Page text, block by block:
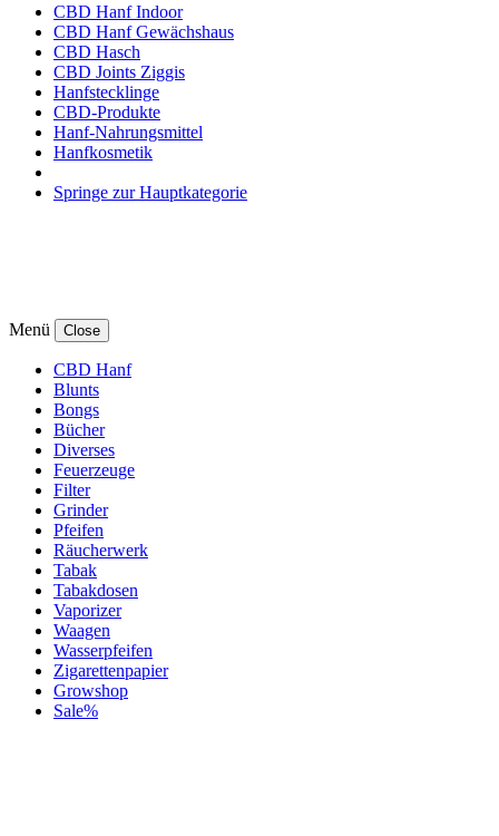
CBD Hanf Indoor
CBD Hanf Gewächshaus
CBD Hasch
CBD Joints Ziggis
Hanfstecklinge
CBD-Produkte
Hanf-Nahrungsmittel
Hanfkosmetik
Springe zur Hauptkategorie
Menü Close
CBD Hanf
Blunts
Bongs
Bücher
Diverses
Feuerzeuge
Filter
Grinder
Pfeifen
Räucherwerk
Tabak
Tabakdosen
Vaporizer
Waagen
Wasserpfeifen
Zigarettenpapier
Growshop
Sale%